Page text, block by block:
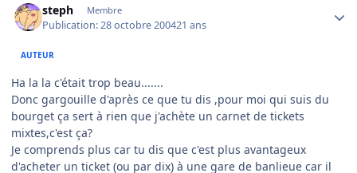
steph Membre
Publication:28 octobre 200421 ans
AUTEUR
Ha la la c'était trop beau.......
Donc gargouille d'après ce que tu dis ,pour moi qui suis du
bourget ça sert à rien que j'achète un carnet de tickets
mixtes,c'est ça?
Je comprends plus car tu dis que c'est plus avantageux
d'acheter un ticket (ou par dix) à une gare de banlieue car il